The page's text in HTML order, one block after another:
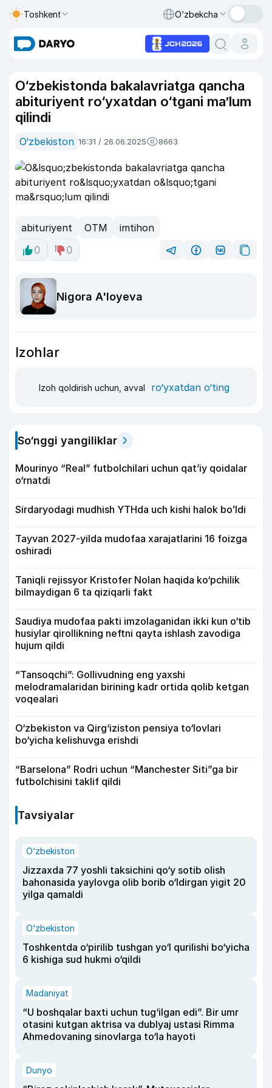
Toshkent O‘zbekcha
O‘zbekistonda bakalavriatga qancha
abituriyent ro‘yxatdan o‘tgani ma’lum
qilindi
O‘zbekiston 16:31 / 26.06.2025 8663
abituriyent OTM
imtihon
0
0
Nigora A'loyeva
Izohlar
Izoh qoldirish uchun, avval ro‘yxatdan o‘ting
So‘nggi yangiliklar
Mourinyo “Real” futbolchilari uchun qat’iy qoidalar
o‘rnatdi
Sirdaryodagi mudhish YTHda uch kishi halok boʻldi
Tayvan 2027-yilda mudofaa xarajatlarini 16 foizga
oshiradi
Taniqli rejissyor Kristofer Nolan haqida ko‘pchilik
bilmaydigan 6 ta qiziqarli fakt
Saudiya mudofaa pakti imzolaganidan ikki kun o‘tib
husiylar qirollikning neftni qayta ishlash zavodiga
hujum qildi
“Tansoqchi”: Gollivudning eng yaxshi
melodramalaridan birining kadr ortida qolib ketgan
voqealari
O‘zbekiston va Qirg‘iziston pensiya to‘lovlari
bo‘yicha kelishuvga erishdi
“Barselona” Rodri uchun “Manchester Siti”ga bir
futbolchisini taklif qildi
Tavsiyalar
O‘zbekiston
Jizzaxda 77 yoshli taksichini qo‘y sotib olish
bahonasida yaylovga olib borib o‘ldirgan yigit 20
yilga qamaldi
O‘zbekiston
Toshkentda o‘pirilib tushgan yo‘l qurilishi bo‘yicha
6 kishiga sud hukmi o‘qildi
Madaniyat
“U boshqalar baxti uchun tug‘ilgan edi”. Bir umr
otasini kutgan aktrisa va dublyaj ustasi Rimma
Ahmedovaning sinovlarga to‘la hayoti
Dunyo